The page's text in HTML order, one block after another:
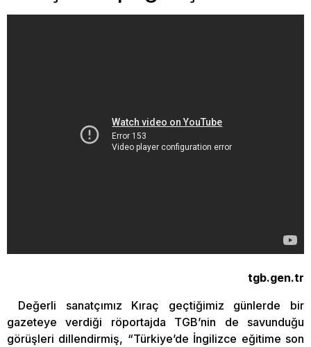
tgb.gen.tr
Değerli sanatçımız Kıraç geçtiğimiz günlerde bir
gazeteye verdiği röportajda TGB’nin de savunduğu
görüşleri dillendirmiş, “Türkiye’de İngilizce eğitime son